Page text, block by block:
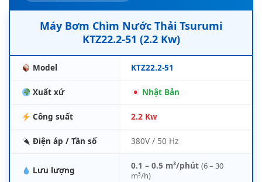
Máy Bơm Chìm Nước Thải Tsurumi
KTZ22.2-51 (2.2 Kw)
Model KTZ22.2-51
Xuất xứ Nhật Bản
Công suất 2.2 Kw
Điện áp / Tần số 380V / 50 Hz
Lưu lượng 0.1 – 0.5 m³/phút (6 – 30
m³/h)